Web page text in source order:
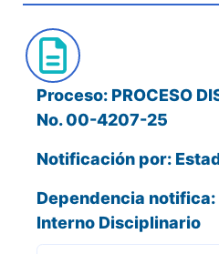
Proceso: PROCESO
No. 00-4207-25
Notificación por:
Dependencia
Interno Disciplinario